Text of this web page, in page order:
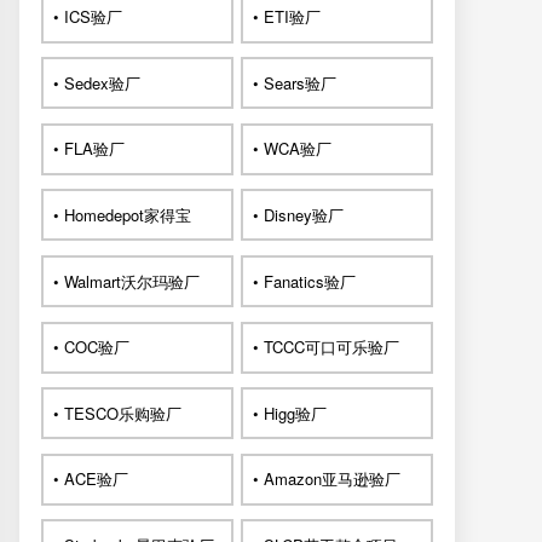
• ICS验厂 • ETI验厂
• Sedex验厂 • Sears验厂
• FLA验厂 • WCA验厂
• Homedepot家得宝 • Disney验厂
• Walmart沃尔玛验厂 • Fanatics验厂
• COC验厂 • TCCC可口可乐验厂
• TESCO乐购验厂 • Higg验厂
• ACE验厂 • Amazon亚马逊验厂